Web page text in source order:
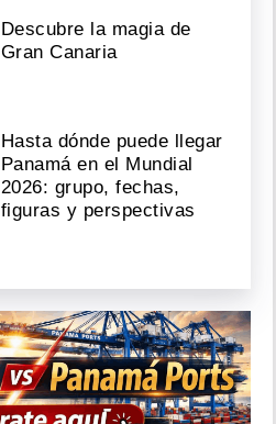
Descubre la magia de
Gran Canaria
Hasta dónde puede llegar
Panamá en el Mundial
2026: grupo, fechas,
figuras y perspectivas